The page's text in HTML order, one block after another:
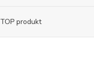
TOP produkt